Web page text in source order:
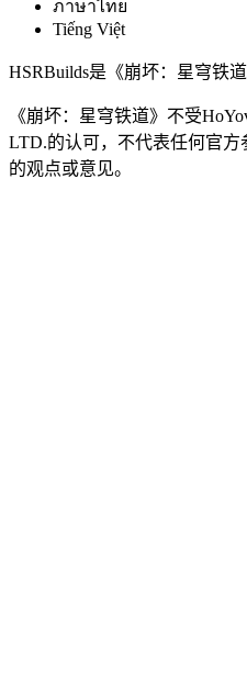
ภาษาไทย
Tiếng Việt
HSRBuilds是《崩坏：星穹铁
《崩坏：星穹铁道》不受
LTD.的认可，不代表任何官
的观点或意见。